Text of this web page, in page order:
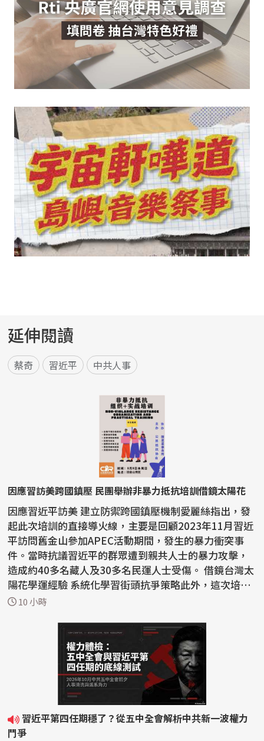
延伸閱讀
蔡奇 習近平 中共人事
因應習訪美跨國鎮壓 民團舉辦非暴力抵抗培訓借鏡太陽花
因應習近平訪美 建立防禦跨國鎮壓機制愛麗絲指出，發
起此次培訓的直接導火線，主要是回顧2023年11月習近
平訪問舊金山參加APEC活動期間，發生的暴力衝突事
件。當時抗議習近平的群眾遭到親共人士的暴力攻擊，
造成約40多名藏人及30多名民運人士受傷。 借鏡台灣太
陽花學運經驗 系統化學習街頭抗爭策略此外，這次培訓
的另...
10 小時
習近平第四任期穩了？從五中全會解析中共新一波權力
鬥爭